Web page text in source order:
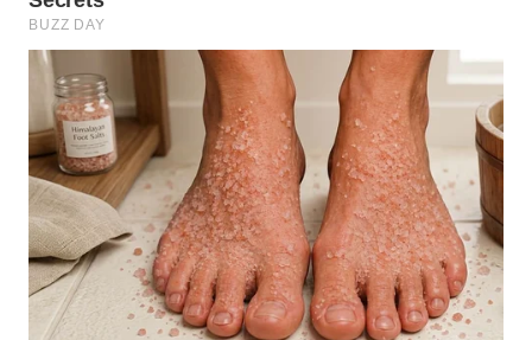
WAHANA
TRAVEL
WAHANA
TV
WAHANANEWS
ID
WAHANANEWS
CO ID